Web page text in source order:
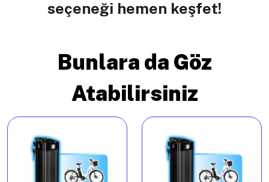
seçeneği hemen keşfet!
Bunlara da Göz
Atabilirsiniz